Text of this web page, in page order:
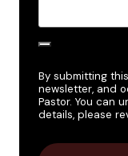
By submitting
newsletter, and
Pastor. You can
details, please